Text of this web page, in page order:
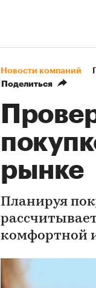
Новости компаний
Поделиться
рынке
Планируя
комфортной